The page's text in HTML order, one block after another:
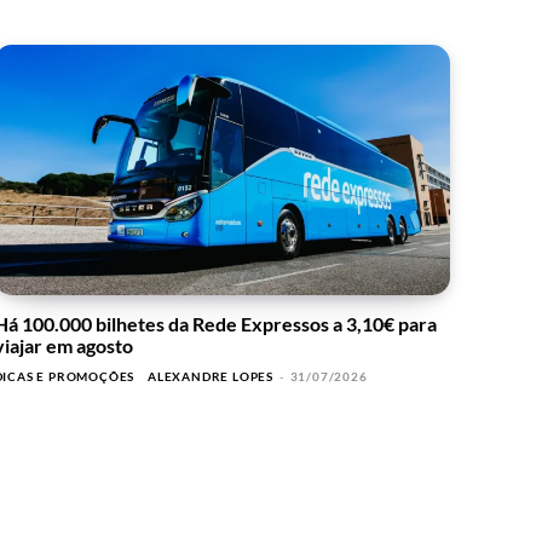
100.000 bilhetes da Rede Expressos a 3,10€ para
em agosto
E PROMOÇÕES ALEXANDRE LOPES - 31/07/2026